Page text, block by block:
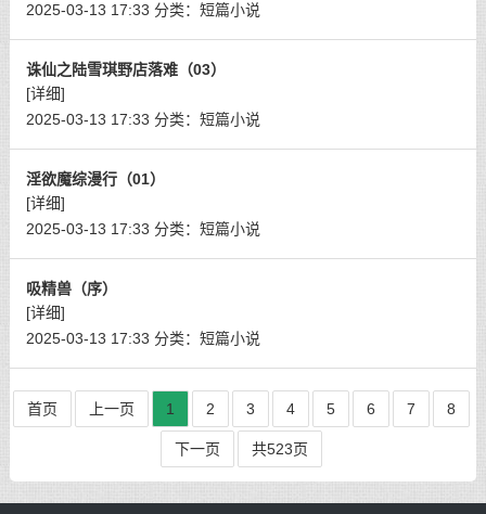
2025-03-13 17:33 分类： 短篇小说
诛仙之陆雪琪野店落难（03）
[详细]
2025-03-13 17:33 分类： 短篇小说
淫欲魔综漫行（01）
[详细]
2025-03-13 17:33 分类： 短篇小说
吸精兽（序）
[详细]
2025-03-13 17:33 分类： 短篇小说
首页 上一页 1 2 3 4 5 6 7 8
下一页 共523页